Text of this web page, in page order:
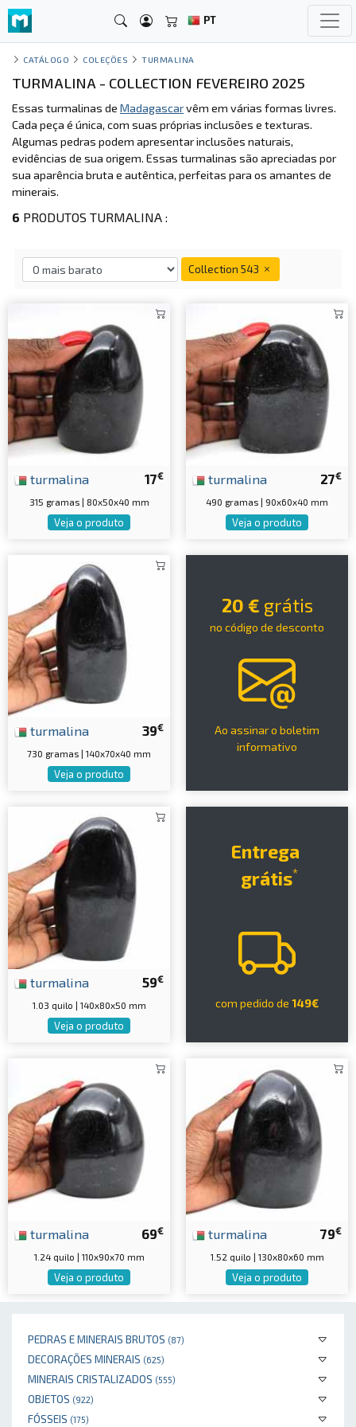
PT
PEDRAS E MINERAIS BRUTOS (87)
DECORAÇÕES MINERAIS (625)
MINERAIS CRISTALIZADOS (555)
OBJETOS (922)
FÓSSEIS (175)
CATÁLOGO COLEÇÕES TURMALINA
TURMALINA - COLLECTION FEVEREIRO 2025
Essas turmalinas de Madagascarvêm em várias formas livres.
Cada peça é única, com suas próprias inclusões e texturas.
Algumas pedras podem apresentar inclusões naturais,
evidências de sua origem. Essas turmalinas são apreciadas por
sua aparência bruta e autêntica, perfeitas para os amantes de
minerais.
6 PRODUTOS TURMALINA :
Collection 543
17€
turmalina
315 gramas | 80x50x40 mm
Veja o produto
27€
turmalina
490 gramas | 90x60x40 mm
Veja o produto
39€
turmalina
730 gramas | 140x70x40 mm
Veja o produto
20 € grátis
no código de desconto
Ao assinar o boletim
informativo
59€
turmalina
1.03 quilo | 140x80x50 mm
Veja o produto
Entrega
grátis*
com pedido de 149€
69€
turmalina
1.24 quilo | 110x90x70 mm
Veja o produto
79€
turmalina
1.52 quilo | 130x80x60 mm
Veja o produto